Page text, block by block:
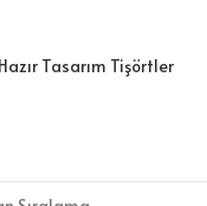
Hazır Tasarım Tişörtler